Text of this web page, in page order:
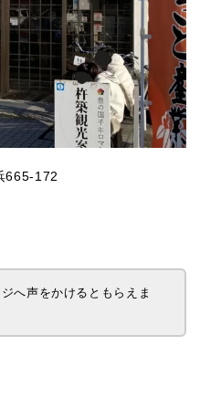
665-172
へ声をかけるともらえま